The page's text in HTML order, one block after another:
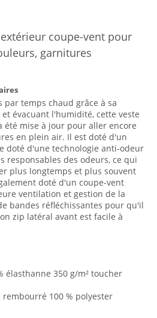
coupe-vent pour
garnitures
par temps chaud grâce à sa
évacuant l'humidité, cette veste
été mise à jour pour aller encore
en plein air. Il est doté d'un
doté d'une technologie anti-odeur
responsables des odeurs, ce qui
plus longtemps et plus souvent
doté d'un coupe-vent
ventilation et gestion de la
bandes réfléchissantes pour qu'il
zip latéral avant est facile à
élasthanne 350 g/m² toucher
100 % polyester